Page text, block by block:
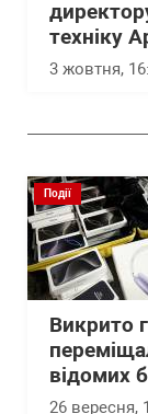
техніку
3 жовтня,
Події
Викрито
відомих
26 вересня,